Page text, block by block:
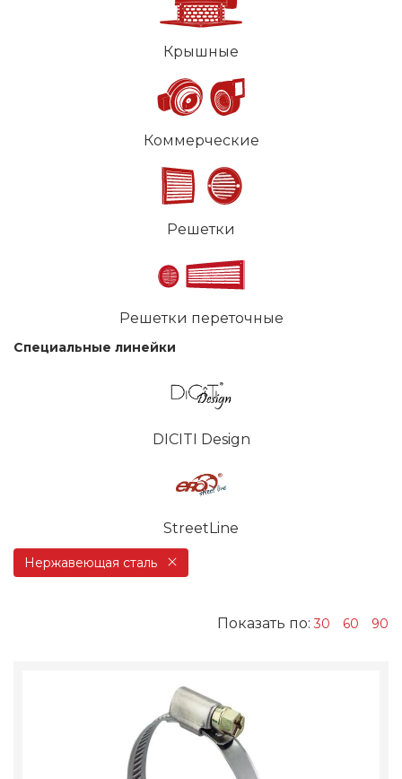
Крышные
Коммерческие
Решетки
Решетки переточные
Специальные линейки
DICITI Design
StreetLine
Нержавеющая сталь
Показать по:30 60 90